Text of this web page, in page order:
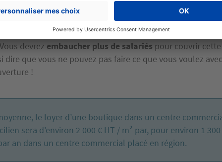
également être une contrainte. Les centres
large fourchette horaire (9 h – 21 h par exemple), ce qui
devrez embaucher plus de salariés pour couvrir
dire que vous ne pouvez pas faire ce que vous voulez
!
le loyer d’une boutique dans un centre
sera d’environ 2 000 € HT / m² par, pour environ 1
an dans un centre commercial placé en région.